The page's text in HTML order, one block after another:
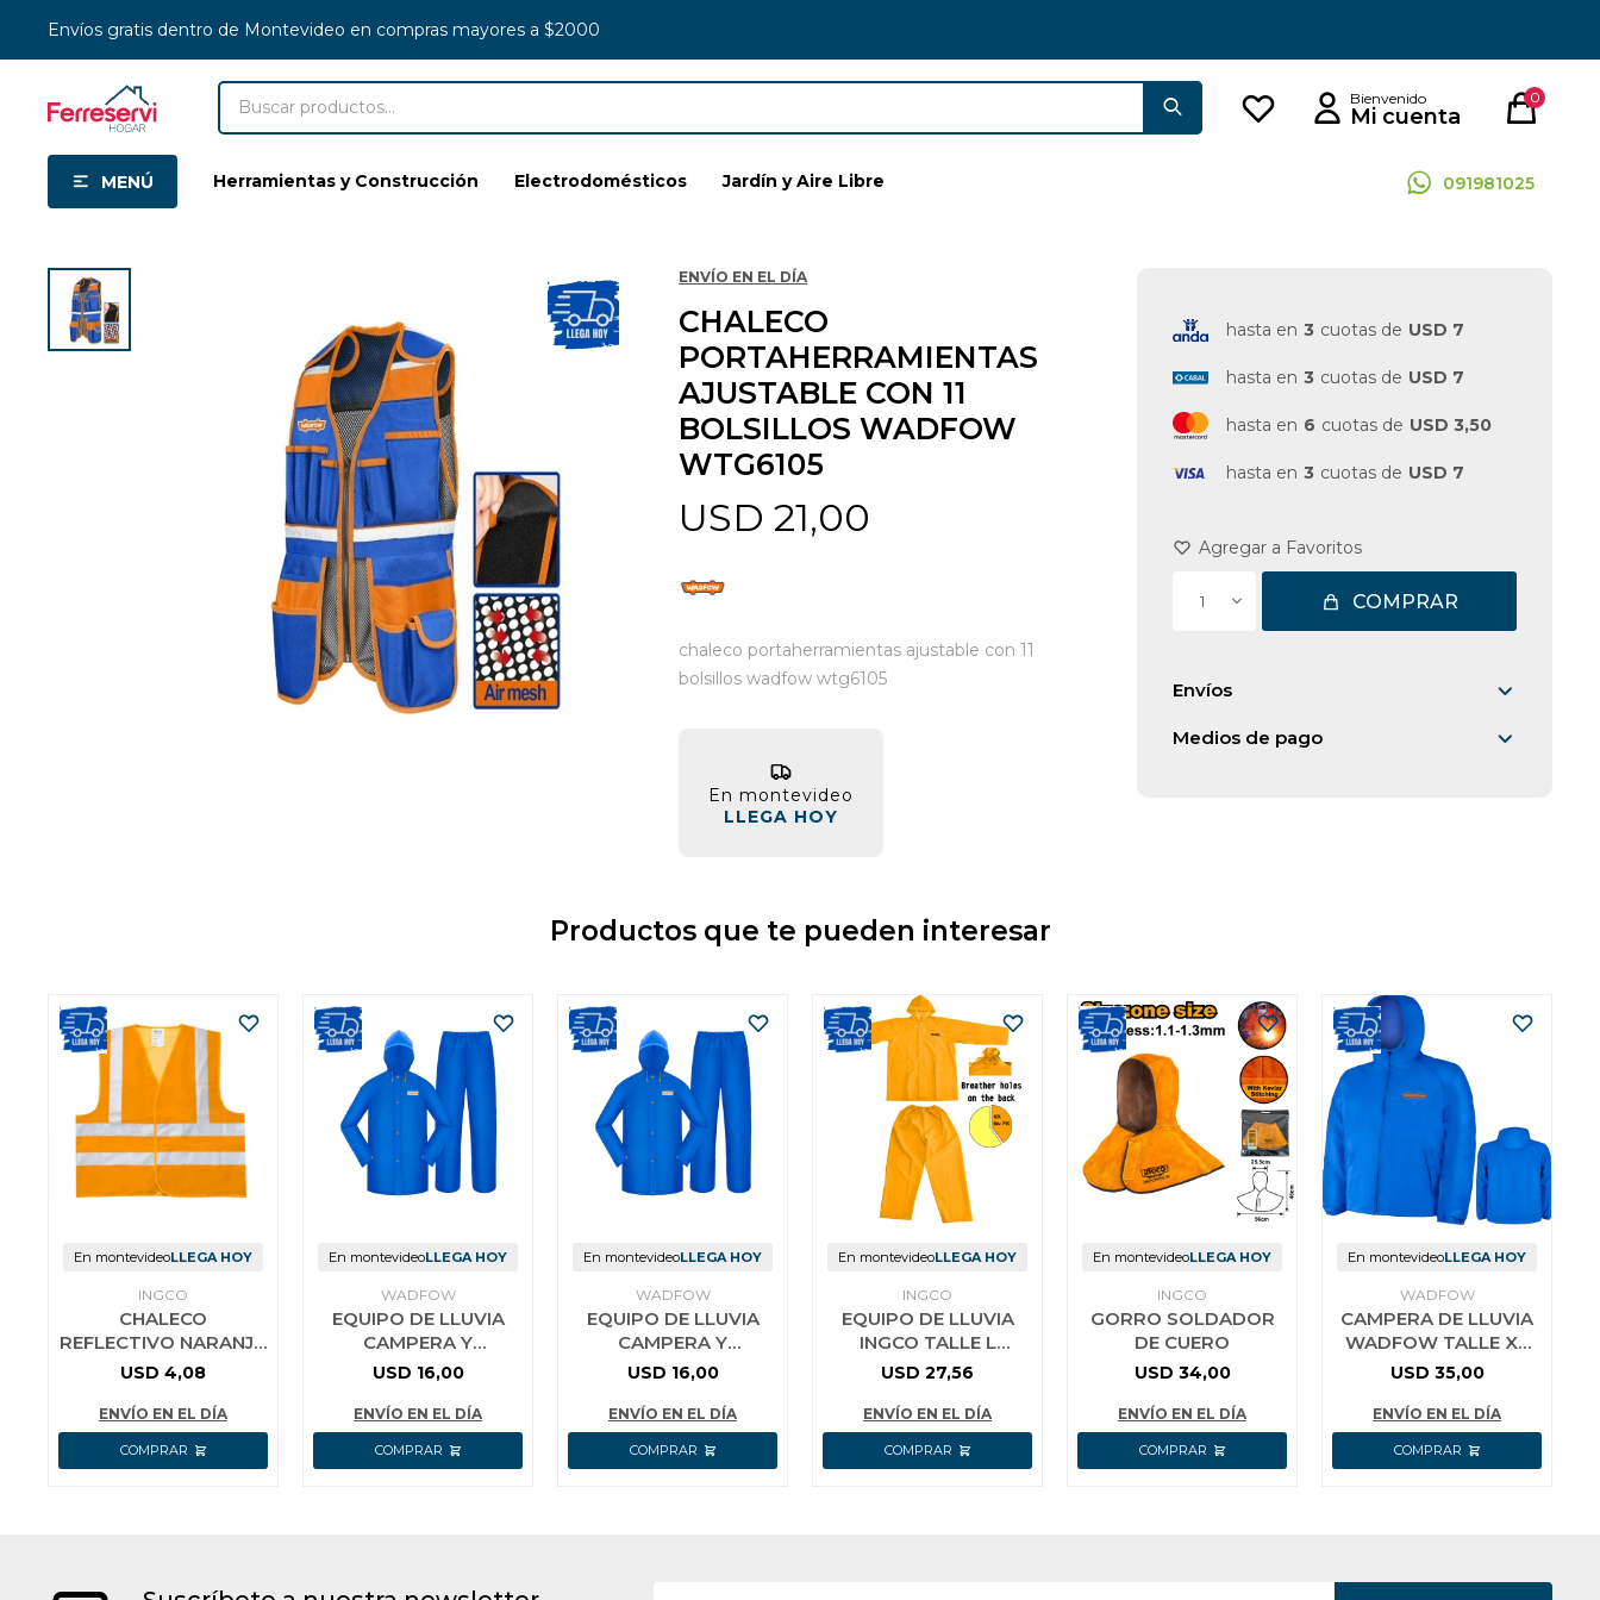
MENÚ Herramientas y Construcción Electrodomésticos Jardín y Aire Libre 091981025
0
Envíos gratis dentro de Montevideo en compras mayores a $2000
ENVÍO EN EL DÍA
CHALECO
PORTAHERRAMIENTAS
AJUSTABLE CON 11
BOLSILLOS WADFOW
WTG6105
USD 21,00
chaleco portaherramientas ajustable con 11
bolsillos wadfow wtg6105
En montevideo
LLEGA HOY
hasta en 3 cuotas de USD 7
hasta en 3 cuotas de USD 7
hasta en 6 cuotas de USD 3,50
hasta en 3 cuotas de USD 7
1 COMPRAR
Envíos
Medios de pago
Productos que te pueden interesar
En montevideoLLEGA HOY
INGCO
CHALECO
REFLECTIVO NARANJA
INGCO RV02C
USD 4,08
ENVÍO EN EL DÍA
En montevideoLLEGA HOY
WADFOW
EQUIPO DE LLUVIA
CAMPERA Y
PANTALON TALLE XXL
WRC3XXL
USD 16,00
ENVÍO EN EL DÍA
En montevideoLLEGA HOY
WADFOW
EQUIPO DE LLUVIA
CAMPERA Y
PANTALON TALLE L
AZUL
USD 16,00
ENVÍO EN EL DÍA
En montevideoLLEGA HOY
INGCO
EQUIPO DE LLUVIA
INGCO TALLE L
HRCTSKT031.L
USD 27,56
ENVÍO EN EL DÍA
En montevideoLLEGA HOY
INGCO
GORRO SOLDADOR
DE CUERO
USD 34,00
ENVÍO EN EL DÍA
En montevideoLLEGA HOY
WADFOW
CAMPERA DE LLUVIA
WADFOW TALLE XL
AZUL WJKT10XL
USD 35,00
ENVÍO EN EL DÍA